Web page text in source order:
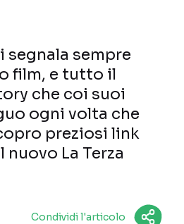
sempre
film, e tutto il
che coi suoi
ogni volta che
preziosi link
La Terza
Condividi l'articolo